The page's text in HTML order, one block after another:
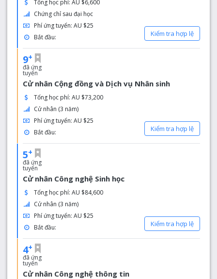
Lái xe 160 km từ Melbourne đến trường mất khoảng hai
giờ, đi về hướng đông trên Quốc lộ Princes, hoặc 90 phút
đi tàu nhanh.
Cơ sở Gippsland có động lực thúc đẩy cơ bản - nhằm cải
thiện kết quả và gia tăng cơ hội cho các cá nhân, gia đình
và cộng đồng khi họ tạo dựng. Thông qua giáo dục,
nghiên cứu và đổi mới, công việc của chúng tôi đáp ứng
xu hướng toàn cầu và nhu cầu địa phương, giúp đảm bảo
sự thịnh vượng và sự bền vững của Gippsland hiện tại và
trong tương lai.
Tổng học phí: AU $6,600
Chứng chỉ sau đại học
Phí ứng tuyển: AU $25
Bắt đầu:
Kiểm tra hợp lệ
9+
đã ứng
tuyển
Cử nhân Cộng đồng và Dịch vụ Nhân sinh
Tổng học phí: AU $73,200
Cử nhân (3 năm)
Phí ứng tuyển: AU $25
Bắt đầu:
Kiểm tra hợp lệ
5+
đã ứng
tuyển
Cử nhân Công nghệ Sinh học
Tổng học phí: AU $84,600
Cử nhân (3 năm)
Phí ứng tuyển: AU $25
Bắt đầu:
Kiểm tra hợp lệ
4+
đã ứng
tuyển
Cử nhân Công nghệ thông tin